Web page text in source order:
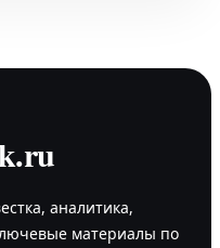
аналитика,
материалы по